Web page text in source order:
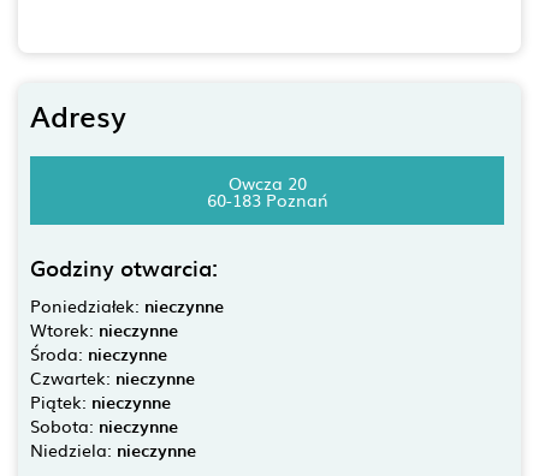
Adresy
Owcza 20
60-183 Poznań
Godziny otwarcia:
Poniedziałek: nieczynne
Wtorek: nieczynne
Środa: nieczynne
Czwartek: nieczynne
Piątek: nieczynne
Sobota: nieczynne
Niedziela: nieczynne